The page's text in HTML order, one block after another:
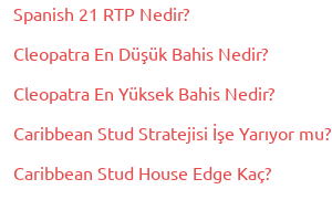
Spanish 21 RTP Nedir?
Cleopatra En Düşük Bahis Nedir?
Cleopatra En Yüksek Bahis Nedir?
Caribbean Stud Stratejisi İşe Yarıyor mu?
Caribbean Stud House Edge Kaç?